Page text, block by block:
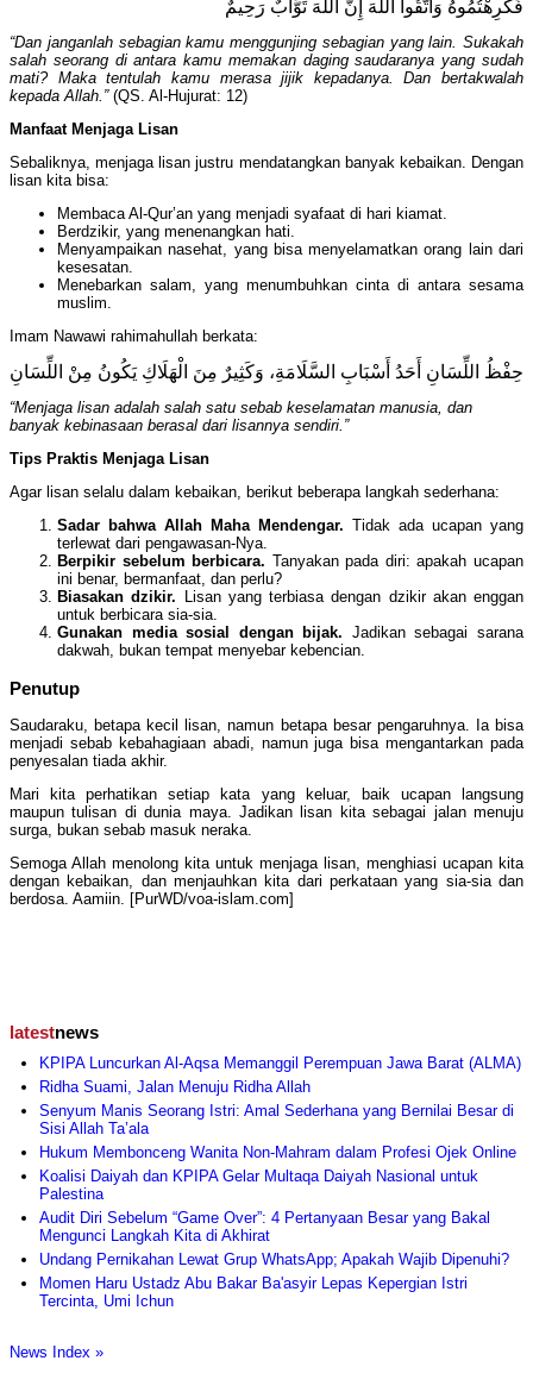
فَكَرِهْتُمُوهُ وَاتَّقُوا اللَّهَ إِنَّ اللَّهَ تَوَّابٌ رَحِيمٌ
“Dan janganlah sebagian kamu menggunjing sebagian yang lain. Sukakah
salah seorang di antara kamu memakan daging saudaranya yang sudah
mati? Maka tentulah kamu merasa jijik kepadanya. Dan bertakwalah
kepada Allah.”(QS. Al-Hujurat: 12)
Manfaat Menjaga Lisan
Sebaliknya, menjaga lisan justru mendatangkan banyak kebaikan. Dengan
lisan kita bisa:
Membaca Al-Qur’an yang menjadi syafaat di hari kiamat.
Berdzikir, yang menenangkan hati.
Menyampaikan nasehat, yang bisa menyelamatkan orang lain dari
kesesatan.
Menebarkan salam, yang menumbuhkan cinta di antara sesama
muslim.
Imam Nawawi rahimahullah berkata:
حِفْظُ اللِّسَانِ أَحَدُ أَسْبَابِ السَّلَامَةِ، وَكَثِيرٌ مِنَ الْهَلَاكِ يَكُونُ مِنْ اللِّسَانِ
“Menjaga lisan adalah salah satu sebab keselamatan manusia, dan
banyak kebinasaan berasal dari lisannya sendiri.”
Tips Praktis Menjaga Lisan
Agar lisan selalu dalam kebaikan, berikut beberapa langkah sederhana:
Sadar bahwa Allah Maha Mendengar. Tidak ada ucapan yang
terlewat dari pengawasan-Nya.
Berpikir sebelum berbicara. Tanyakan pada diri: apakah ucapan
ini benar, bermanfaat, dan perlu?
Biasakan dzikir. Lisan yang terbiasa dengan dzikir akan enggan
untuk berbicara sia-sia.
Gunakan media sosial dengan bijak. Jadikan sebagai sarana
dakwah, bukan tempat menyebar kebencian.
Penutup
Saudaraku, betapa kecil lisan, namun betapa besar pengaruhnya. Ia bisa
menjadi sebab kebahagiaan abadi, namun juga bisa mengantarkan pada
penyesalan tiada akhir.
Mari kita perhatikan setiap kata yang keluar, baik ucapan langsung
maupun tulisan di dunia maya. Jadikan lisan kita sebagai jalan menuju
surga, bukan sebab masuk neraka.
Semoga Allah menolong kita untuk menjaga lisan, menghiasi ucapan kita
dengan kebaikan, dan menjauhkan kita dari perkataan yang sia-sia dan
berdosa. Aamiin. [PurWD/voa-islam.com]
latestnews
KPIPA Luncurkan Al-Aqsa Memanggil Perempuan Jawa Barat (ALMA)
Ridha Suami, Jalan Menuju Ridha Allah
Senyum Manis Seorang Istri: Amal Sederhana yang Bernilai Besar di
Sisi Allah Ta’ala
Hukum Membonceng Wanita Non-Mahram dalam Profesi Ojek Online
Koalisi Daiyah dan KPIPA Gelar Multaqa Daiyah Nasional untuk
Palestina
Audit Diri Sebelum “Game Over”: 4 Pertanyaan Besar yang Bakal
Mengunci Langkah Kita di Akhirat
Undang Pernikahan Lewat Grup WhatsApp; Apakah Wajib Dipenuhi?
Momen Haru Ustadz Abu Bakar Ba'asyir Lepas Kepergian Istri
Tercinta, Umi Ichun
News Index »